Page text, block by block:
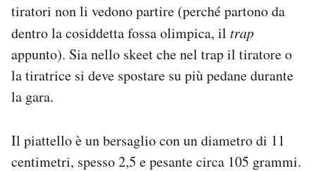
tiratori non li vedono partire (perché partono da
dentro la cosiddetta fossa olimpica, il trap
appunto). Sia nello skeet che nel trap il tiratore o
la tiratrice si deve spostare su più pedane durante
la gara.
Il piattello è un bersaglio con un diametro di 11
centimetri, spesso 2,5 e pesante circa 105 grammi.